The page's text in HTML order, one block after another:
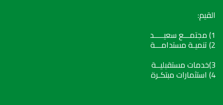
القيم:
1) مجتمـــع سعيـــــد
2) تنميـة مستدامـــة
3)خدمات مستقبليــة
4) استثمارات مبتكـرة